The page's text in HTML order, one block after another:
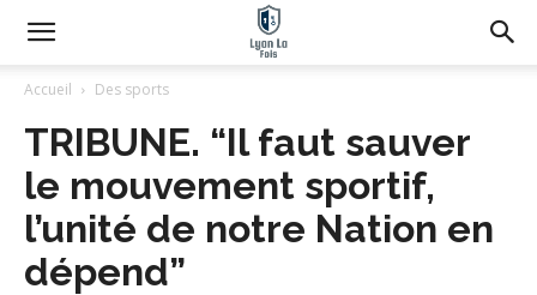
Accueil Des sports
TRIBUNE. “Il faut sauver
le mouvement sportif,
l’unité de notre Nation en
dépend”